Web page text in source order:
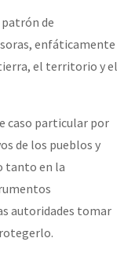
patrón de
enfáticamente
el territorio y el
caso particular por
de los pueblos y
tanto en la
autoridades tomar